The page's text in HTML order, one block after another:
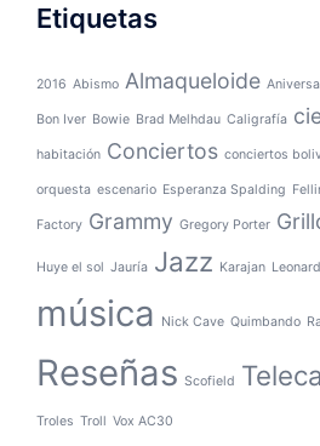
Etiquetas
2016 Abismo Almaqueloide
Bon Iver Bowie Brad Melhdau Caligrafía
habitación Conciertos conciertos
orquesta escenario Esperanza Spalding
Factory Grammy Gregory Porter
Huye el sol Jauría Jazz Karajan
música Nick Cave Quimbando
Reseñas Scofield
Troles Troll Vox AC30